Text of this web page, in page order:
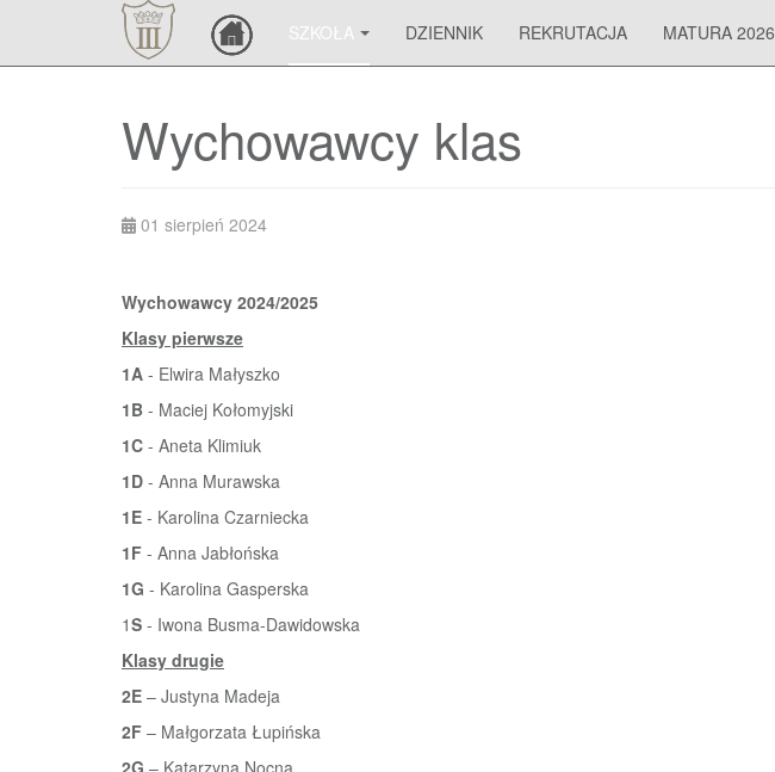
SZKOŁA DZIENNIK REKRUTACJA MATURA 2026
Wychowawcy klas
01 sierpień 2024
Wychowawcy 2024/2025
Klasy pierwsze
1A - Elwira Małyszko
1B - Maciej Kołomyjski
1C - Aneta Klimiuk
1D - Anna Murawska
1E - Karolina Czarniecka
1F - Anna Jabłońska
1G - Karolina Gasperska
1S - Iwona Busma-Dawidowska
Klasy drugie
2E – Justyna Madeja
2F – Małgorzata Łupińska
2G – Katarzyna Nocna